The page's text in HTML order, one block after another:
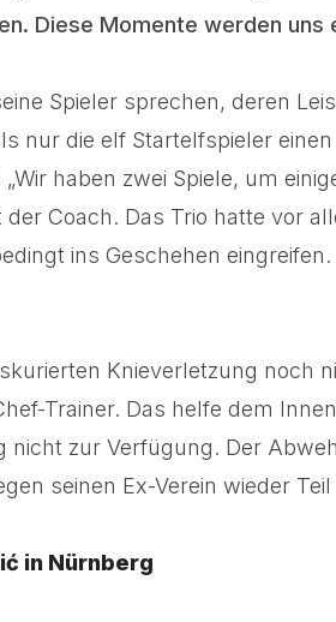
Diese Momente werden uns
Spieler sprechen, deren
nur die elf Startelfspieler
haben zwei Spiele, um
der Coach. Das Trio hatte vor
ins Geschehen
Knieverletzung noch
Trainer. Das helfe dem
nicht zur Verfügung. Der
seinen Ex-Verein wieder
in Nürnberg